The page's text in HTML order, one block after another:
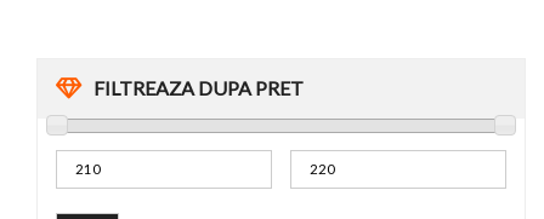
FILTREAZA DUPA PRET